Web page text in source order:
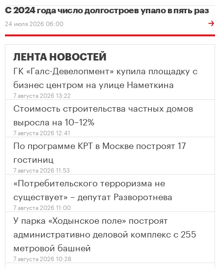
С 2024 года число долгостроев упало в пять раз
24 июля 2026 06:00
ЛЕНТА НОВОСТЕЙ
ГК «Галс-Девелопмент» купила площадку с
бизнес центром на улице Наметкина
7 августа 2026 13:22
Стоимость строительства частных домов
выросла на 10–12%
7 августа 2026 12:41
По программе КРТ в Москве построят 17
гостиниц
7 августа 2026 11:53
«Потребительского терроризма не
существует» – депутат Разворотнева
7 августа 2026 11:00
У парка «Ходынское поле» построят
административно деловой комплекс с 255
метровой башней
7 августа 2026 10:28